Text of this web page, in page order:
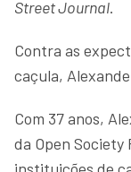
Street Journal.
Contra as
caçula,
Com 37 anos,
da Open